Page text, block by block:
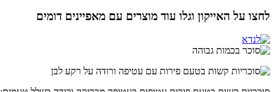
לחצו על האייקון וגלו עוד מוצרים עם מאפיינים דומים